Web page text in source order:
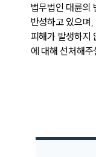
법무법인 대륜의
반성하고 있으며
피해가 발생하지
에 대해 선처해